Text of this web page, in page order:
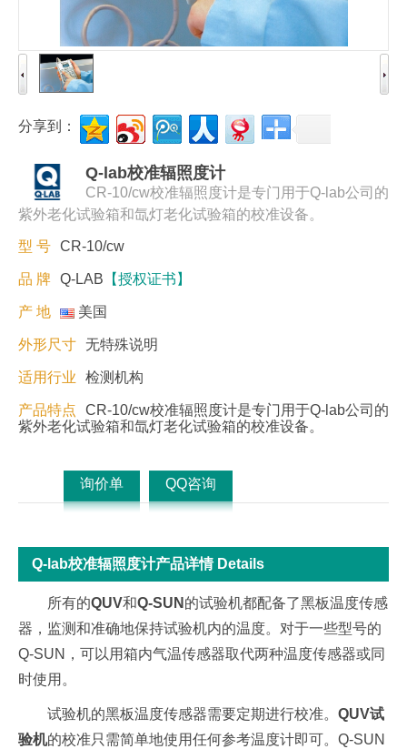
分享到：
Q-lab校准辐照度计
CR-10/cw校准辐照度计是专门用于Q-lab公司的
紫外老化试验箱和氙灯老化试验箱的校准设备。
型 号 CR-10/cw
品 牌 Q-LAB 【授权证书】
产 地 美国
外形尺寸 无特殊说明
适用行业 检测机构
产品特点
CR-10/cw校准辐照度计是专门用于Q-lab公司的
紫外老化试验箱和氙灯老化试验箱的校准设备。
询价单 QQ咨询
Q-lab校准辐照度计产品详情 Details
所有的QUV和Q-SUN 的试验机都配备了黑板温度传感
器，监测和准确地保持试验机内的温度。对于一些型号的
Q-SUN，可以用箱内气温传感器取代两种温度传感器或同
时使用。
试验机的黑板温度传感器需要定期进行校准。 QUV试
验机的校准只需简单地使用任何参考温度计即可。Q-SUN